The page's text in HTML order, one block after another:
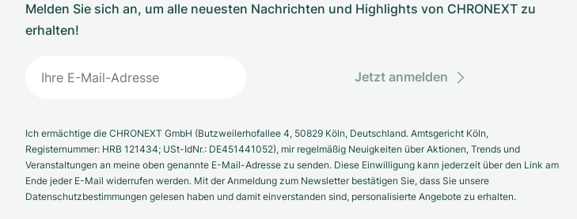
Melden Sie sich an, um alle neuesten Nachrichten und Highlights von CHRONEXT zu
erhalten!
Jetzt anmelden
Ich ermächtige die CHRONEXT GmbH (Butzweilerhofallee 4, 50829 Köln, Deutschland. Amtsgericht Köln,
Registernummer: HRB 121434; USt-IdNr.: DE451441052), mir regelmäßig Neuigkeiten über Aktionen, Trends und
Veranstaltungen an meine oben genannte E-Mail-Adresse zu senden. Diese Einwilligung kann jederzeit über den Link am
Ende jeder E-Mail widerrufen werden. Mit der Anmeldung zum Newsletter bestätigen Sie, dass Sie unsere
Datenschutzbestimmungen gelesen haben und damit einverstanden sind, personalisierte Angebote zu erhalten.